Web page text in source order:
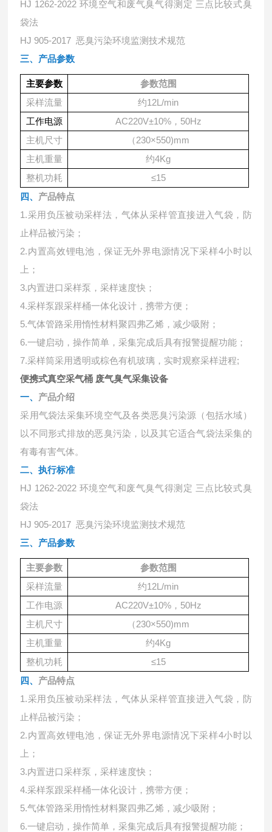
HJ 1262-2022 环境空气和废气臭气得测定 三点比较式臭
袋法
HJ 905-2017 恶臭污染环境监测技术规范
三、产品参数
主要参数
参数范围
采样流量
约12L/min
工作电源
AC220V±10%，50Hz
主机尺寸
（230×550)mm
主机重量
约4Kg
整机功耗
≤15
四、 产品特点
1.采用负压被动采样法，气体从采样管直接进入气袋，防
止样品被污染；
2.内置高效锂电池，保证无外界电源情况下采样4小时以
上；
3.内置进口采样泵，采样速度快；
4.采样泵跟采样桶一体化设计，携带方便；
5.气体管路采用惰性材料聚四弗乙烯，减少吸附；
6.一键启动，操作简单，采集完成后具有报警提醒功能；
7.采样筒采用透明或棕色有机玻璃，实时观察采样进程;
便携式真空采气桶 废气臭气采集设备
一、 产品介绍
采用气袋法采集环境空气及各类恶臭污染源（包括水域）
以不同形式排放的恶臭污染，以及其它适合气袋法采集的
有毒有害气体。
二、执行标准
HJ 1262-2022 环境空气和废气臭气得测定 三点比较式臭
袋法
HJ 905-2017 恶臭污染环境监测技术规范
三、产品参数
主要参数
参数范围
采样流量
约12L/min
工作电源
AC220V±10%，50Hz
主机尺寸
（230×550)mm
主机重量
约4Kg
整机功耗
≤15
四、 产品特点
1.采用负压被动采样法，气体从采样管直接进入气袋，防
止样品被污染；
2.内置高效锂电池，保证无外界电源情况下采样4小时以
上；
3.内置进口采样泵，采样速度快；
4.采样泵跟采样桶一体化设计，携带方便；
5.气体管路采用惰性材料聚四弗乙烯，减少吸附；
6.一键启动，操作简单，采集完成后具有报警提醒功能；